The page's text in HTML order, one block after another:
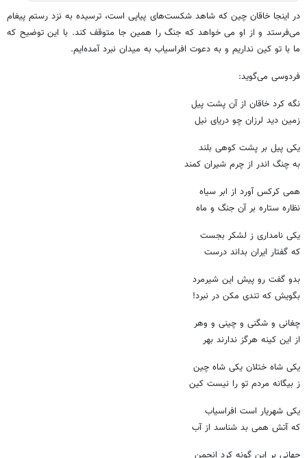
در اینجا خاقان چین که شاهد شکست‌های پیاپی است، ترسیده به نزد رستم پیغام
می‌فرستد و از او می خواهد که جنگ را همین جا متوقف کند. با این توضیح که
ما با تو کین نداریم و به دعوت افراسیاب به میدان نبرد آمده‌ایم.
فردوسی می‌گوید:
نگه کرد خاقان از آن پشت پیل
زمین دید لرزان چو دریای نیل
یکی پیل بر پشت کوهی بلند
به چنگ اندر از چرم شیران کمند
همی کرکس آورد از ابر سیاه
نظاره ستاره بر آن جنگ و ماه
یکی نامداری ز لشکر بجست
که گفتار ایران بداند درست
بدو گفت رو پیش این شیرمرد
بگویش که تندی مکن در نبرد!
چغانی و شگنی و چینی و وهر
از این کینه هرگز ندارند بهر
یکی شاه ختلان یکی شاه چین
ز بیگانه مردم تو را نیست کین
یکی شهریار است افراسیاب
که آتش همی بد شناسد از آب
جهانی بر این گونه کرد انجمن